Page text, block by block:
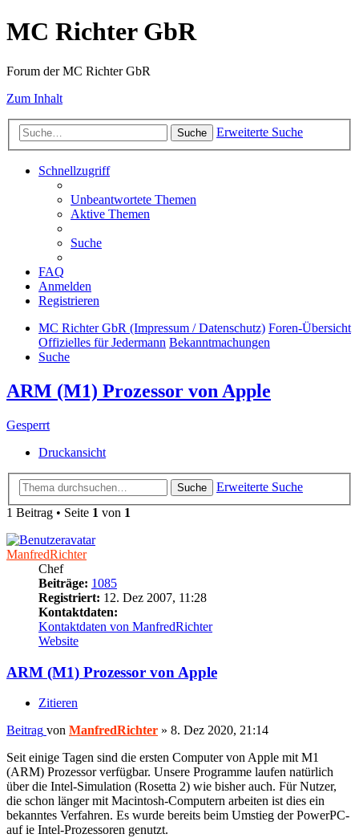
MC Richter GbR
Forum der MC Richter GbR
Zum Inhalt
Suche Erweiterte Suche
Schnellzugriff
Unbeantwortete Themen
Aktive Themen
Suche
FAQ
Anmelden
Registrieren
MC Richter GbR (Impressum / Datenschutz) Foren-Übersicht
Offizielles für Jedermann Bekanntmachungen
Suche
ARM (M1) Prozessor von Apple
Gesperrt
Druckansicht
Suche
Erweiterte Suche
1 Beitrag • Seite 1 von 1
ManfredRichter
Chef
Beiträge: 1085
Registriert: 12. Dez 2007, 11:28
Kontaktdaten:
Kontaktdaten von ManfredRichter
Website
ARM (M1) Prozessor von Apple
Zitieren
Beitrag von ManfredRichter » 8. Dez 2020, 21:14
Seit einige Tagen sind die ersten Computer von Apple mit M1
(ARM) Prozessor verfügbar. Unsere Programme laufen natürlich
über die Intel-Simulation (Rosetta 2) wie bisher auch. Für Nutzer,
die schon länger mit Macintosh-Computern arbeiten ist dies ein
bekanntes Verfahren. Es wurde bereits beim Umstieg der PowerPC-
auf ie Intel-Prozessoren genutzt.